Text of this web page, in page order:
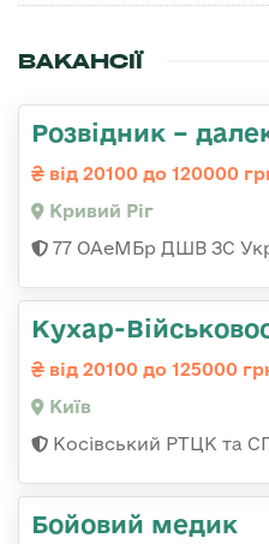
ВАКАНСІЇ
Розвідник –
від 20100 до 120000
Кривий Ріг
77 ОАеМБр ДШВ ЗС
Кухар-
від 20100 до 125000
Київ
Косівський РТЦК та
Бойовий медик